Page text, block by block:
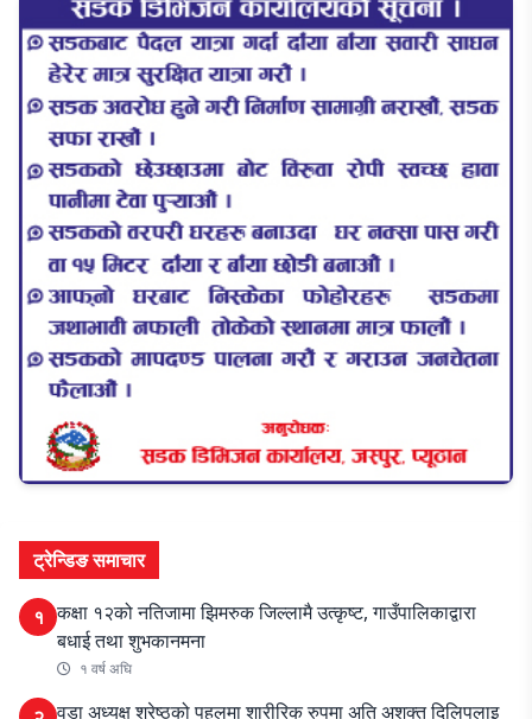
ट्रेन्डिङ समाचार
१ कक्षा १२को नतिजामा झिमरुक जिल्लामै उत्कृष्ट, गाउँपालिकाद्वारा
बधाई तथा शुभकानमना
१ वर्ष अघि
वडा अध्यक्ष श्रेष्ठको पहलमा शारीरिक रुपमा अति अशक्त दिलिपलाइ